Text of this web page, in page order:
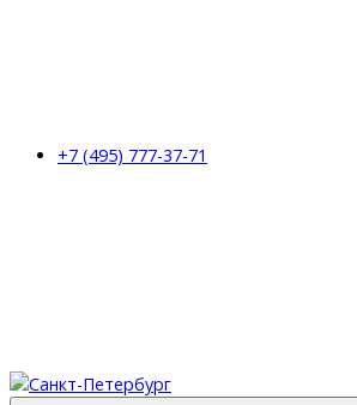
+7 (495) 777-37-71